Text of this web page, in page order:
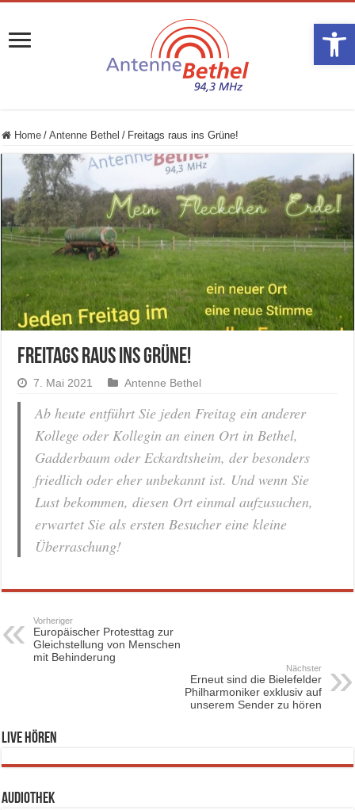
Home / Antenne Bethel / Freitags raus ins Grüne!
Freitags raus ins Grüne!
7. Mai 2021 Antenne Bethel
Ab heute entführt Sie jeden Freitag ein anderer
Kollege oder Kollegin an einen Ort in Bethel,
Gadderbaum oder Eckardtsheim, der besonders
friedlich oder eher unbekannt ist. Und wenn Sie
Lust bekommen, diesen Ort einmal aufzusuchen,
erwartet Sie als ersten Besucher eine kleine
Überraschung!
Vorheriger
Europäischer Protesttag zur
Gleichstellung von Menschen
mit Behinderung
Nächster
Erneut sind die Bielefelder
Philharmoniker exklusiv auf
unserem Sender zu hören
Live hören
Audiothek